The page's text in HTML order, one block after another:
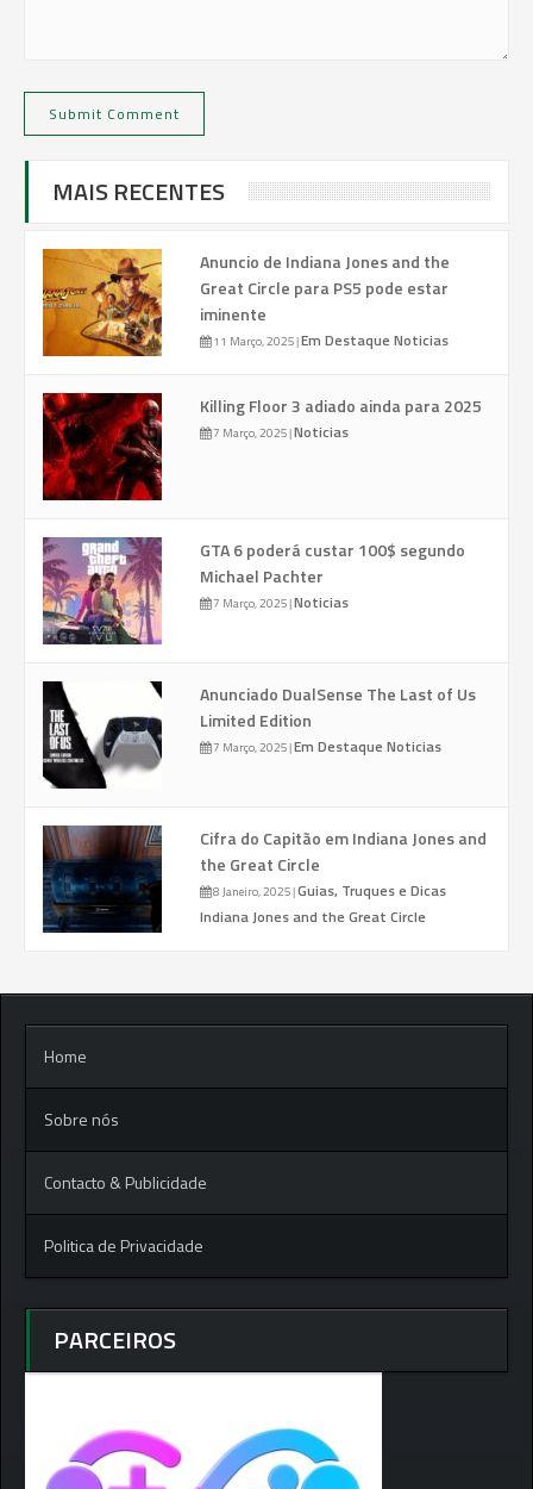
MAIS RECENTES
Anuncio de Indiana Jones and the
Great Circle para PS5 pode estar
iminente
11 Março, 2025|Em Destaque Noticias
Killing Floor 3 adiado ainda para 2025
7 Março, 2025|Noticias
GTA 6 poderá custar 100$ segundo
Michael Pachter
7 Março, 2025|Noticias
Anunciado DualSense The Last of Us
Limited Edition
7 Março, 2025|Em Destaque Noticias
Cifra do Capitão em Indiana Jones and
the Great Circle
8 Janeiro, 2025|Guias, Truques e Dicas
Indiana Jones and the Great Circle
Home
Sobre nós
Contacto & Publicidade
Politica de Privacidade
PARCEIROS